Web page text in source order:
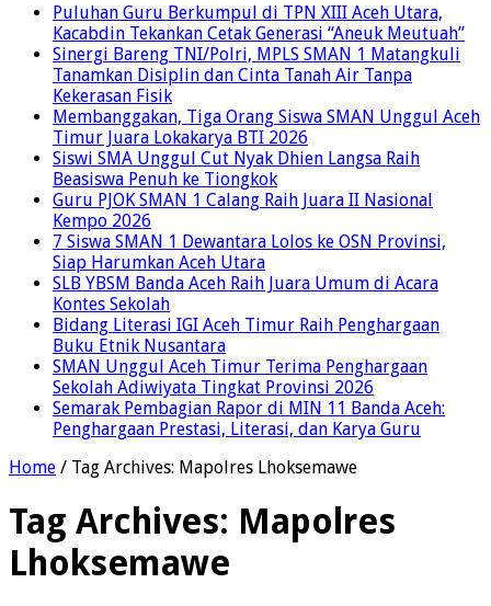
Puluhan Guru Berkumpul di TPN XIII Aceh Utara,
Kacabdin Tekankan Cetak Generasi “Aneuk Meutuah”
Sinergi Bareng TNI/Polri, MPLS SMAN 1 Matangkuli
Tanamkan Disiplin dan Cinta Tanah Air Tanpa
Kekerasan Fisik
Membanggakan, Tiga Orang Siswa SMAN Unggul Aceh
Timur Juara Lokakarya BTI 2026
Siswi SMA Unggul Cut Nyak Dhien Langsa Raih
Beasiswa Penuh ke Tiongkok
Guru PJOK SMAN 1 Calang Raih Juara II Nasional
Kempo 2026
7 Siswa SMAN 1 Dewantara Lolos ke OSN Provinsi,
Siap Harumkan Aceh Utara
SLB YBSM Banda Aceh Raih Juara Umum di Acara
Kontes Sekolah
Bidang Literasi IGI Aceh Timur Raih Penghargaan
Buku Etnik Nusantara
SMAN Unggul Aceh Timur Terima Penghargaan
Sekolah Adiwiyata Tingkat Provinsi 2026
Semarak Pembagian Rapor di MIN 11 Banda Aceh:
Penghargaan Prestasi, Literasi, dan Karya Guru
Home / Tag Archives: Mapolres Lhoksemawe
Tag Archives: Mapolres
Lhoksemawe